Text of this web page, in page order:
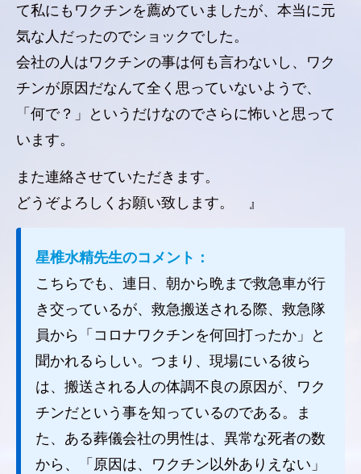
て私にもワクチンを薦めていましたが、本当に元
気な人だったのでショックでした。
会社の人はワクチンの事は何も言わないし、ワク
チンが原因だなんて全く思っていないようで、
「何で？」というだけなのでさらに怖いと思って
います。
また連絡させていただきます。
どうぞよろしくお願い致します。 』
星椎水精先生のコメント：
こちらでも、連日、朝から晩まで救急車が行
き交っているが、救急搬送される際、救急隊
員から「コロナワクチンを何回打ったか」と
聞かれるらしい。つまり、現場にいる彼ら
は、搬送される人の体調不良の原因が、ワク
チンだという事を知っているのである。ま
た、ある葬儀会社の男性は、異常な死者の数
から、「原因は、ワクチン以外ありえない」